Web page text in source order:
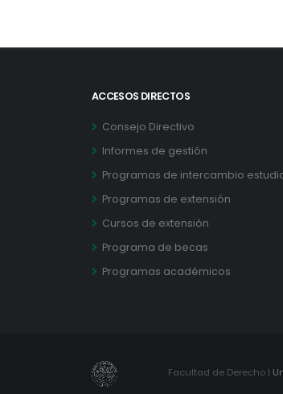
ACCESOS DIRECTOS
Consejo Directivo
Informes de gestión
Programas de intercambio
Programas de extensión
Cursos de extensión
Programa de becas
Programas académicos
Facultad de Derecho |